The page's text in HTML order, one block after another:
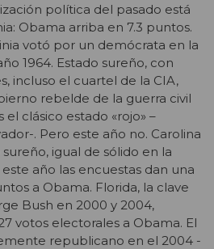
política del pasado está
Obama arriba en 7.3 puntos.
votó por un demócrata en la
1964. Estado sureño, con
incluso el cuartel de la CIA,
rebelde de la guerra civil
el clásico estado «rojo» –
. Pero este año no. Carolina
igual de sólido en la
año las encuestas dan una
a Obama. Florida, la clave
Bush en 2000 y 2004,
votos electorales a Obama. El
republicano en el 2004 -